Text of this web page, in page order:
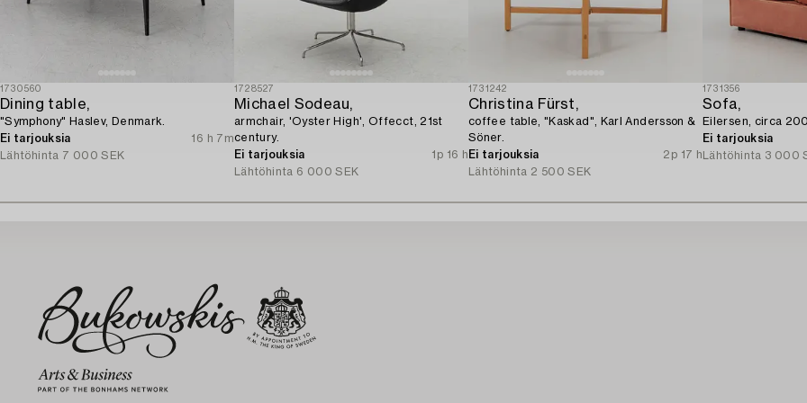
1730560
Dining table,
"Symphony" Haslev, Denmark.
Ei tarjouksia
16 h 7m
Lähtöhinta 7 000 SEK
1728527
Michael Sodeau,
armchair, 'Oyster High', Offecct, 21st
century.
Ei tarjouksia
1p 16 h
Lähtöhinta 6 000 SEK
1731242
Christina Fürst,
coffee table, "Kaskad", Karl Andersson &
Söner.
Ei tarjouksia
2p 17 h
Lähtöhinta 2 500 SEK
1731356
Sofa,
Eilersen, circa
Ei tarjouksia
Lähtöhinta 3 000